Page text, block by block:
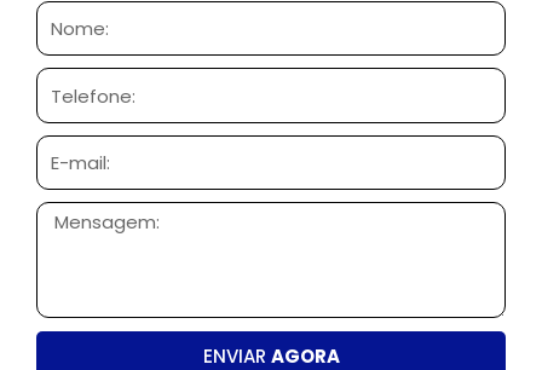
Nome:
Telefone:
E-
mail:
Mensagem:
ENVIAR AGORA